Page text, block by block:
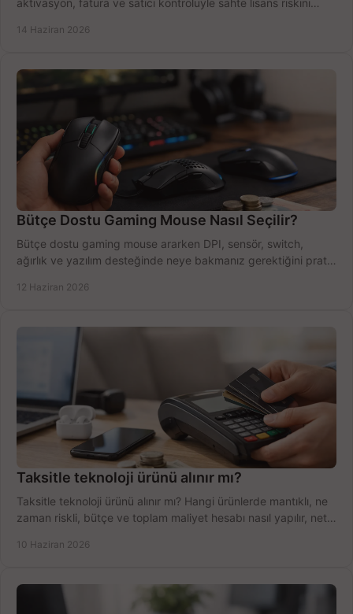
14 Haziran 2026
Bütçe Dostu Gaming Mouse Nasıl Seçilir?
Bütçe dostu gaming mouse ararken DPI, sensör, switch,
ağırlık ve yazılım desteğinde neye bakmanız gerektiğini pratik
12 Haziran 2026
Taksitle teknoloji ürünü alınır mı?
Taksitle teknoloji ürünü alınır mı? Hangi ürünlerde mantıklı, ne
zaman riskli, bütçe ve toplam maliyet hesabı nasıl yapılır, net
10 Haziran 2026